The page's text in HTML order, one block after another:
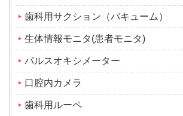
歯科用サクション（バキューム）
生体情報モニタ(患者モニタ)
パルスオキシメーター
口腔内カメラ
歯科用ルーペ